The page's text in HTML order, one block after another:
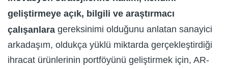
geliştirmeye açık, bilgili ve araştırmacı
çalışanlara gereksinimi olduğunu anlatan sanayici
arkadaşım, oldukça yüklü miktarda gerçekleştirdiği
ihracat ürünlerinin portföyünü geliştirmek için, AR-